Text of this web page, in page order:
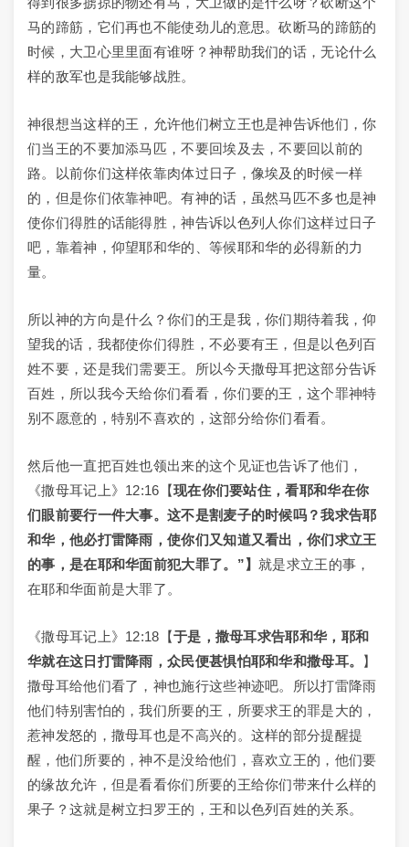
马的蹄筋，它们再也不能使劲儿的意思。砍断马的蹄筋的
时候，大卫心里里面有谁呀？神帮助我们的话，无论什么
样的敌军也是我能够战胜。
神很想当这样的王，允许他们树立王也是神告诉他们，你
们当王的不要加添马匹，不要回埃及去，不要回以前的
路。以前你们这样依靠肉体过日子，像埃及的时候一样
的，但是你们依靠神吧。有神的话，虽然马匹不多也是神
使你们得胜的话能得胜，神告诉以色列人你们这样过日子
吧，靠着神，仰望耶和华的、等候耶和华的必得新的力
量。
所以神的方向是什么？你们的王是我，你们期待着我，仰
望我的话，我都使你们得胜，不必要有王，但是以色列百
姓不要，还是我们需要王。所以今天撒母耳把这部分告诉
百姓，所以我今天给你们看看，你们要的王，这个罪神特
别不愿意的，特别不喜欢的，这部分给你们看看。
然后他一直把百姓也领出来的这个见证也告诉了他们，
《撒母耳记上》12:16【现在你们要站住，看耶和华在你
们眼前要行一件大事。这不是割麦子的时候吗？我求告耶
和华，他必打雷降雨，使你们又知道又看出，你们求立王
的事，是在耶和华面前犯大罪了。”】就是求立王的事，
在耶和华面前是大罪了。
《撒母耳记上》12:18【于是，撒母耳求告耶和华，耶和
华就在这日打雷降雨，众民便甚惧怕耶和华和撒母耳。
】
撒母耳给他们看了，神也施行这些神迹吧。所以打雷降雨
他们特别害怕的，我们所要的王，所要求王的罪是大的，
惹神发怒的，撒母耳也是不高兴的。这样的部分提醒提
醒，他们所要的，神不是没给他们，喜欢立王的，他们要
的缘故允许，但是看看你们所要的王给你们带来什么样的
果子？这就是树立扫罗王的，王和以色列百姓的关系。